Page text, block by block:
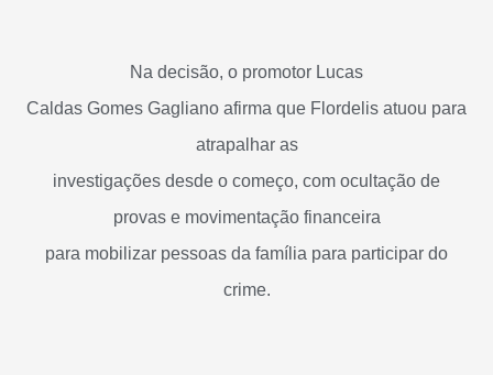
Na decisão, o promotor Lucas
Caldas Gomes Gagliano afirma que Flordelis atuou para
atrapalhar as
investigações desde o começo, com ocultação de
provas e movimentação financeira
para mobilizar pessoas da família para participar do
crime.